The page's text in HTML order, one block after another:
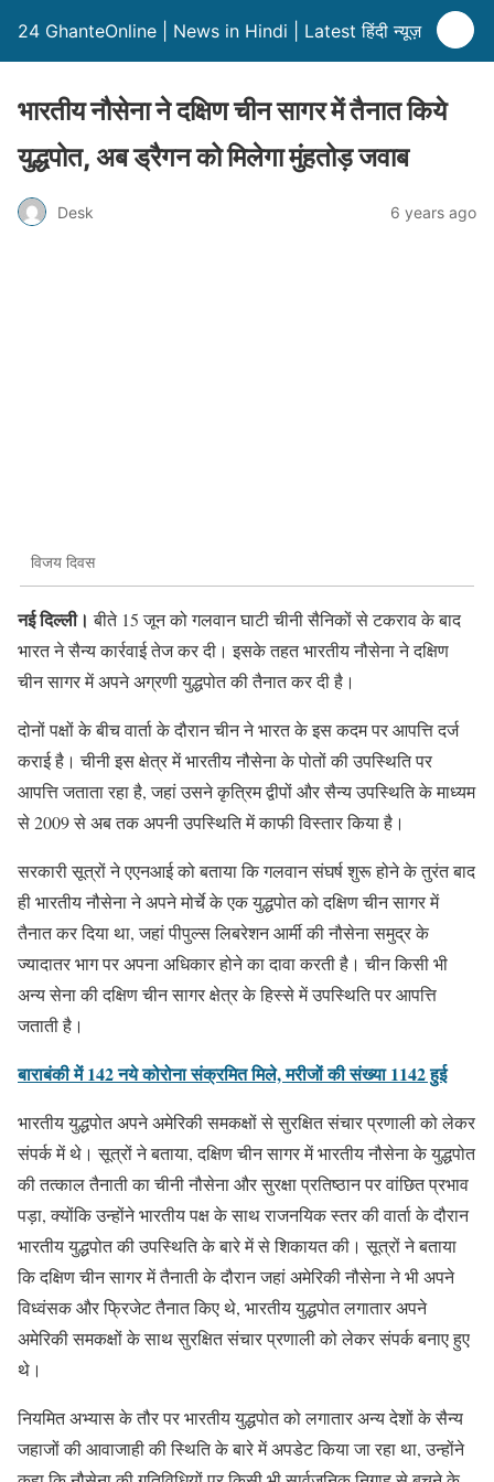
24 GhanteOnline | News in Hindi | Latest हिंदी न्यूज़
भारतीय नौसेना ने दक्षिण चीन सागर में तैनात किये
युद्धपोत, अब ड्रैगन को मिलेगा मुंहतोड़ जवाब
Desk 6 years ago
विजय दिवस
नई दिल्ली। बीते 15 जून को गलवान घाटी चीनी सैनिकों से टकराव के बाद
भारत ने सैन्य कार्रवाई तेज कर दी। इसके तहत भारतीय नौसेना ने दक्षिण
चीन सागर में अपने अग्रणी युद्धपोत की तैनात कर दी है।
दोनों पक्षों के बीच वार्ता के दौरान चीन ने भारत के इस कदम पर आपत्ति दर्ज
कराई है। चीनी इस क्षेत्र में भारतीय नौसेना के पोतों की उपस्थिति पर
आपत्ति जताता रहा है, जहां उसने कृत्रिम द्वीपों और सैन्य उपस्थिति के माध्यम
से 2009 से अब तक अपनी उपस्थिति में काफी विस्तार किया है।
सरकारी सूत्रों ने एएनआई को बताया कि गलवान संघर्ष शुरू होने के तुरंत बाद
ही भारतीय नौसेना ने अपने मोर्चे के एक युद्धपोत को दक्षिण चीन सागर में
तैनात कर दिया था, जहां पीपुल्स लिबरेशन आर्मी की नौसेना समुद्र के
ज्यादातर भाग पर अपना अधिकार होने का दावा करती है। चीन किसी भी
अन्य सेना की दक्षिण चीन सागर क्षेत्र के हिस्से में उपस्थिति पर आपत्ति
जताती है।
बाराबंकी में 142 नये कोरोना संक्रमित मिले, मरीजों की संख्या 1142 हुई
भारतीय युद्धपोत अपने अमेरिकी समकक्षों से सुरक्षित संचार प्रणाली को लेकर
संपर्क में थे। सूत्रों ने बताया, दक्षिण चीन सागर में भारतीय नौसेना के युद्धपोत
की तत्काल तैनाती का चीनी नौसेना और सुरक्षा प्रतिष्ठान पर वांछित प्रभाव
पड़ा, क्योंकि उन्होंने भारतीय पक्ष के साथ राजनयिक स्तर की वार्ता के दौरान
भारतीय युद्धपोत की उपस्थिति के बारे में से शिकायत की। सूत्रों ने बताया
कि दक्षिण चीन सागर में तैनाती के दौरान जहां अमेरिकी नौसेना ने भी अपने
विध्वंसक और फ्रिजेट तैनात किए थे, भारतीय युद्धपोत लगातार अपने
अमेरिकी समकक्षों के साथ सुरक्षित संचार प्रणाली को लेकर संपर्क बनाए हुए
थे।
नियमित अभ्यास के तौर पर भारतीय युद्धपोत को लगातार अन्य देशों के सैन्य
जहाजों की आवाजाही की स्थिति के बारे में अपडेट किया जा रहा था, उन्होंने